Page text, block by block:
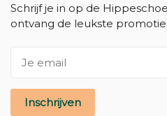
Schrijf je in op de
ontvang de leukste
Inschrijven